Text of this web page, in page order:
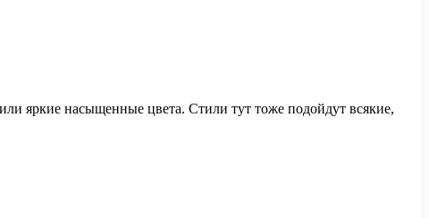
яркие насыщенные цвета. Стили тут тоже подойдут всякие,